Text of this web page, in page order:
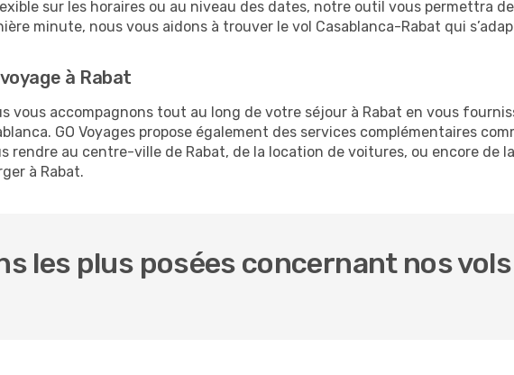
sur les horaires ou au niveau des dates, notre outil vous permettra
minute, nous vous aidons à trouver le vol Casablanca-Rabat qui
à Rabat
vous accompagnons tout au long de votre séjour à Rabat en vous
GO Voyages propose également des services complémentaires
rendre au centre-ville de Rabat, de la location de voitures, ou encore de
à Rabat.
les plus posées concernant nos